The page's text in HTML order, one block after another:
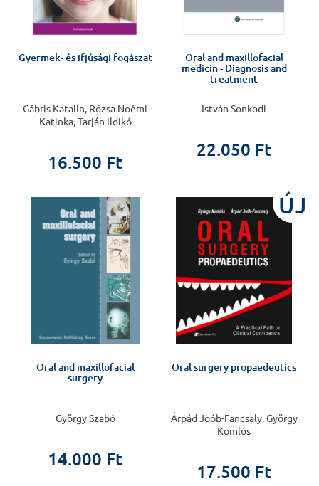
Gyermek- és ifjúsági fogászat
Gábris Katalin, Rózsa Noémi
Katinka, Tarján Ildikó
16.500 Ft
Oral and maxillofacial
medicin - Diagnosis and
treatment
István Sonkodi
22.050 Ft
Oral and maxillofacial
surgery
György Szabó
14.000 Ft
ÚJ
Oral surgery propaedeutics
Árpád Joób-Fancsaly, György
Komlós
17.500 Ft